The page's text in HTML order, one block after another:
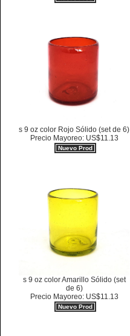
s 9 oz color Rojo Sólido (set de 6)
Precio Mayoreo: US$11.13
Nuevo Prod
s 9 oz color Amarillo Sólido (set
de 6)
Precio Mayoreo: US$11.13
Nuevo Prod